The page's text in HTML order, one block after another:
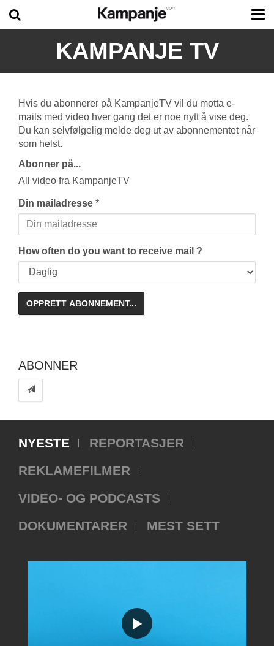
KAMPANJE TV
Hvis du abonnerer på KampanjeTV vil du motta e-
mails med video hver gang det er noe nytt å vise deg.
Du kan selvfølgelig melde deg ut av abonnementet når
som helst.
Abonner på...
All video fra KampanjeTV
Din mailadresse *
How often do you want to receive mail ?
ABONNER
NYESTE
REPORTASJER
REKLAMEFILMER
VIDEO- OG PODCASTS
DOKUMENTARER
MEST SETT